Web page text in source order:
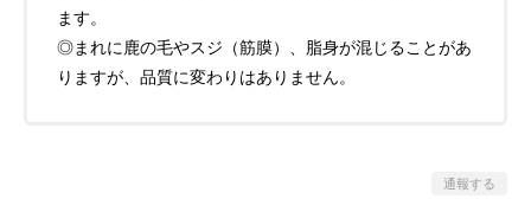
ます。
◎まれに鹿の毛やスジ（筋膜）、脂身が混じることがあ
りますが、品質に変わりはありません。
通報する